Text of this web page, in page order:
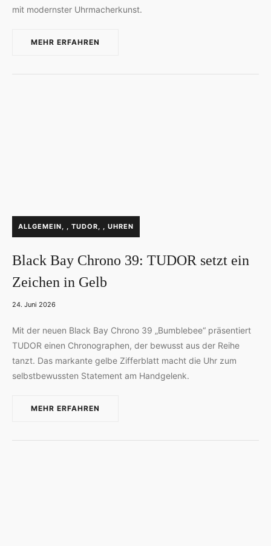
mit modernster Uhrmacherkunst.
MEHR ERFAHREN
P
O
T
D
N
ALLGEMEIN , TUDOR , UHREN
Black Bay Chrono 39: TUDOR setzt ein
Zeichen in Gelb
24. Juni 2026
Mit der neuen Black Bay Chrono 39 „Bumblebee“ präsentiert
TUDOR einen Chronographen, der bewusst aus der Reihe
tanzt. Das markante gelbe Zifferblatt macht die Uhr zum
selbstbewussten Statement am Handgelenk.
MEHR ERFAHREN